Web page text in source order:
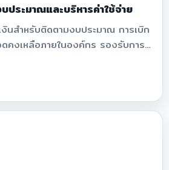
ระมาณและบริหารค่าใช้จ่าย
นสำหรับติดตามงบประมาณ การเบิก
คงเหลือภายในองค์กร รองรับการ
บบเรียลไทม์ รายงานสถิติ การ
การติดตามการใช้งบประมาณ เพื่อ
มค่าใช้จ่าย และสนับสนุนการ
อย่างมีประสิทธิภาพ